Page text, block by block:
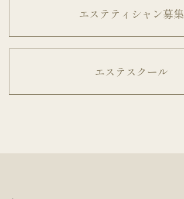
エステティシャン募集
エステスクール